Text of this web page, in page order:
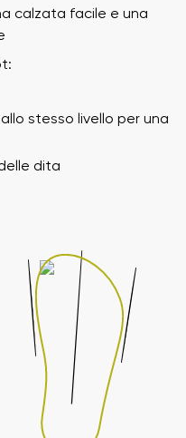
calzata facile e una
stesso livello per una
dita